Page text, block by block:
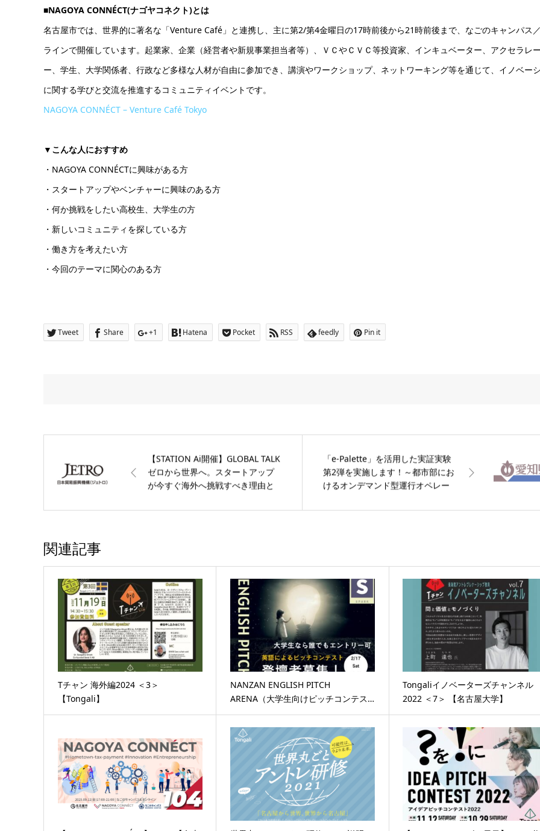
■NAGOYA CONNÉCT(ナゴヤコネクト)とは
名古屋市では、世界的に著名な「Venture Café」と連携し、主に第2/第4金曜日の17時前後から21時前後まで、なごのキャンパス
ラインで開催しています。起業家、企業（経営者や新規事業担当者等）、ＶＣやＣＶＣ等投資家、インキュベーター、アクセラレ
ー、学生、大学関係者、行政など多様な人材が自由に参加でき、講演やワークショップ、ネットワーキング等を通じて、イノベー
に関する学びと交流を推進するコミュニティイベントです。
NAGOYA CONNÉCT – Venture Café Tokyo
▼こんな人におすすめ
・NAGOYA CONNÉCTに興味がある方
・スタートアップやベンチャーに興味のある方
・何か挑戦をしたい高校生、大学生の方
・新しいコミュニティを探している方
・働き方を考えたい方
・今回のテーマに関心のある方
Tweet Share +1 Hatena Pocket RSS feedly Pin it
【STATION Ai開催】GLOBAL TALK
ゼロから世界へ。スタートアップ
が今すぐ海外へ挑戦すべき理由と
「e-Palette」を活用した実証実験
第2弾を実施します！～都市部にお
けるオンデマンド型運行オペレー
関連記事
Tチャン 海外編2024 ＜3＞
【Tongali】
NANZAN ENGLISH PITCH
ARENA（大学生向けピッチコンテス…
Tongaliイノベーターズチャンネル
2022 ＜7＞ 【名古屋大学】